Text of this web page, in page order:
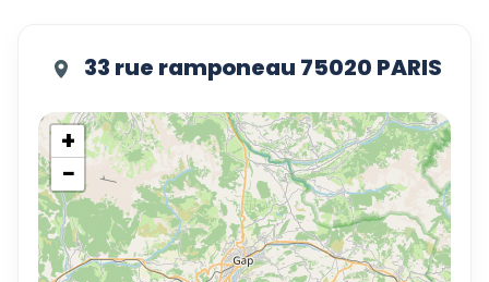
33 rue ramponeau 75020 PARIS
+
−